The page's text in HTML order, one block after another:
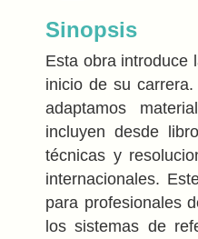
Sinopsis
Esta obra introduce
inicio de su
adaptamos
incluyen desde
técnicas y
internacionales.
para profesionales
los sistemas de